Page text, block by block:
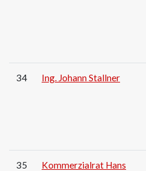
34 Ing. Johann Stallner
35
Kommerzialrat Hans